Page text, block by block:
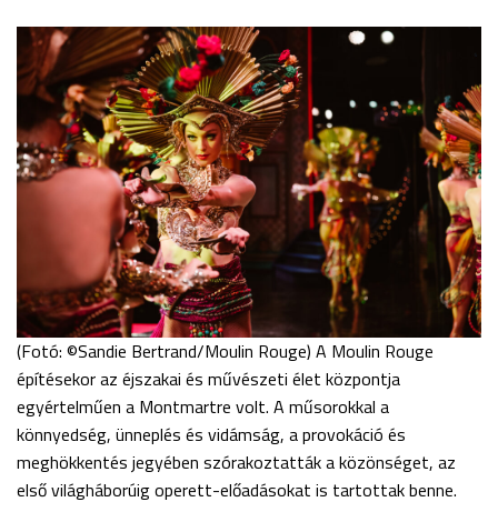
(Fotó: ©Sandie Bertrand/Moulin Rouge) A Moulin Rouge
építésekor az éjszakai és művészeti élet központja
egyértelműen a Montmartre volt. A műsorokkal a
könnyedség, ünneplés és vidámság, a provokáció és
meghökkentés jegyében szórakoztatták a közönséget, az
első világháborúig operett-előadásokat is tartottak benne.